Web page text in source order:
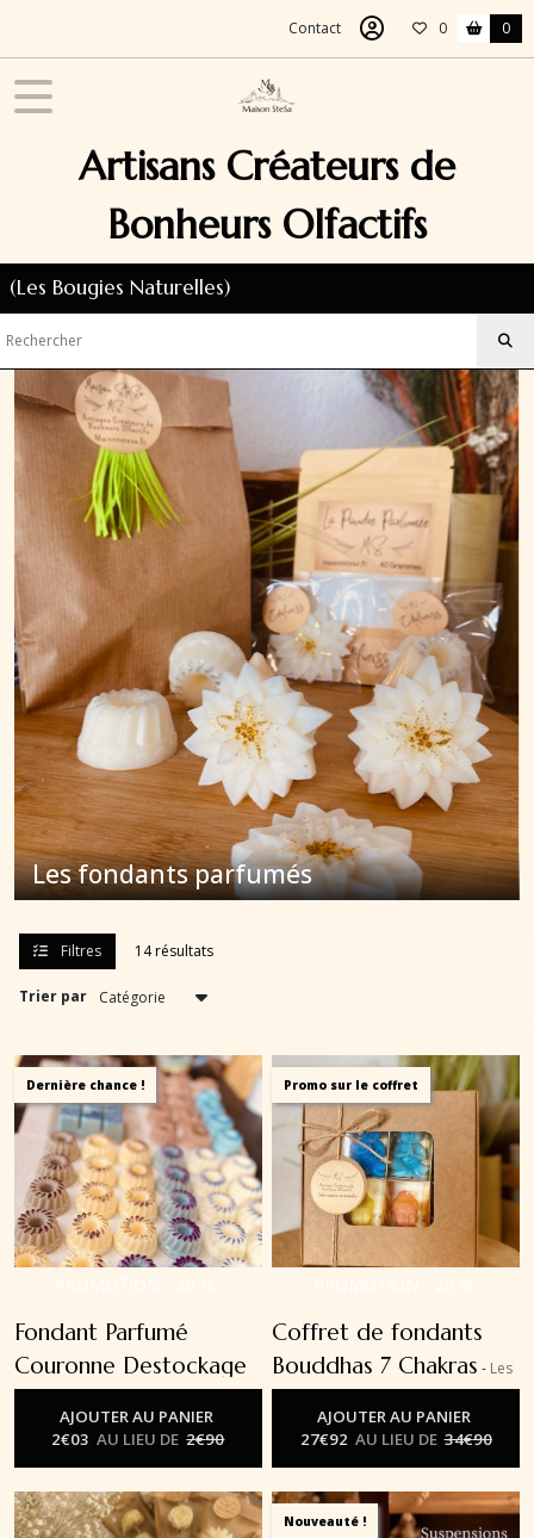
Contact 0 0
Artisans Créateurs de
Bonheurs Olfactifs
(Les Bougies Naturelles)
Les fondants parfumés
Filtres 14 résultats
Trier par
Dernière chance !
Fondant Parfumé
Couronne Destockage
-Les Fondants Parfumés
AJOUTER AU PANIER
2€03 AU LIEU DE 2€90
Promo sur le coffret
Coffret de fondants
Bouddhas 7 Chakras - Les
Fondants Parfumés
AJOUTER AU PANIER
27€92 AU LIEU DE 34€90
Nouveauté !
FILTRES
Parfumés
Les
parfumés
(14)
Bouquets
de
Fondants
Diffuseurs
pour
fondants
parfumés
(13)
Afficher
les
résultats